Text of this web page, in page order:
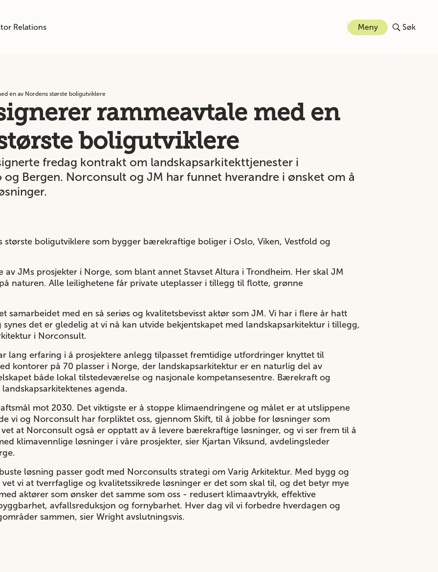
Relations Meny Søk
en av Nordens største boligutviklere
rammeavtale med en
boligutviklere
fredag kontrakt om landskapsarkitekttjenester i
Bergen. Norconsult og JM har funnet hverandre i ønsket om å
største boligutviklere som bygger bærekraftige boliger i Oslo, Viken, Vestfold og
JMs prosjekter i Norge, som blant annet Stavset Altura i Trondheim. Her skal JM
naturen. Alle leilighetene får private uteplasser i tillegg til flotte, grønne
samarbeidet med en så seriøs og kvalitetsbevisst aktør som JM. Vi har i flere år hatt
det er gledelig at vi nå kan utvide bekjentskapet med landskapsarkitektur i tillegg,
i Norconsult.
lang erfaring i å prosjektere anlegg tilpasset fremtidige utfordringer knyttet til
kontorer på 70 plasser i Norge, der landskapsarkitektur er en naturlig del av
både lokal tilstedeværelse og nasjonale kompetansesentre. Bærekraft og
agenda.
mot 2030. Det viktigste er å stoppe klimaendringene og målet er at utslippene
vi og Norconsult har forpliktet oss, gjennom Skift, til å jobbe for løsninger som
at Norconsult også er opptatt av å levere bærekraftige løsninger, og vi ser frem til å
klimavennlige løsninger i våre prosjekter, sier Kjartan Viksund, avdelingsleder
løsning passer godt med Norconsults strategi om Varig Arkitektur. Med bygg og
vi at tverrfaglige og kvalitetssikrede løsninger er det som skal til, og det betyr mye
aktører som ønsker det samme som oss - redusert klimaavtrykk, effektive
avfallsreduksjon og fornybarhet. Hver dag vil vi forbedre hverdagen og
sammen, sier Wright avslutningsvis.